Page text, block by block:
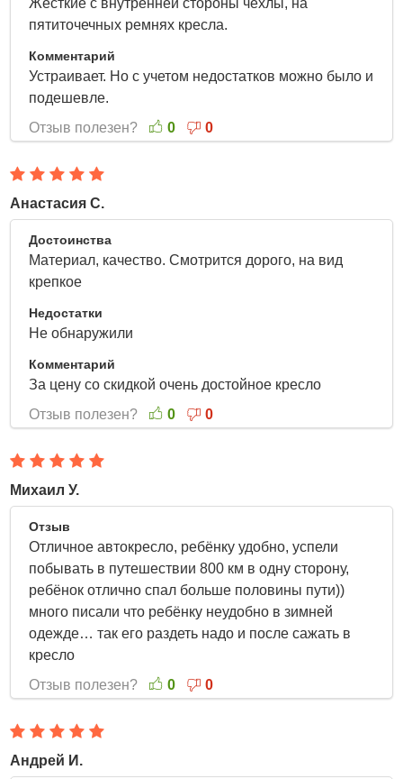
Жесткие с внутренней стороны чехлы, на
пятиточечных ремнях кресла.
Комментарий
Устраивает. Но с учетом недостатков можно было и
подешевле.
Отзыв полезен?
0 0
Анастасия С.
Достоинства
Материал, качество. Смотрится дорого, на вид
крепкое
Недостатки
Не обнаружили
Комментарий
За цену со скидкой очень достойное кресло
Отзыв полезен?
0 0
Михаил У.
Отзыв
Отличное автокресло, ребёнку удобно, успели
побывать в путешествии 800 км в одну сторону,
ребёнок отлично спал больше половины пути))
много писали что ребёнку неудобно в зимней
одежде… так его раздеть надо и после сажать в
кресло
Отзыв полезен?
0 0
Андрей И.